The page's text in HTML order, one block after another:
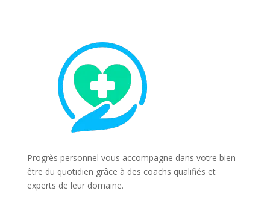
Progrès personnel vous accompagne dans votre bien-
être du quotidien grâce à des coachs qualifiés et
experts de leur domaine.